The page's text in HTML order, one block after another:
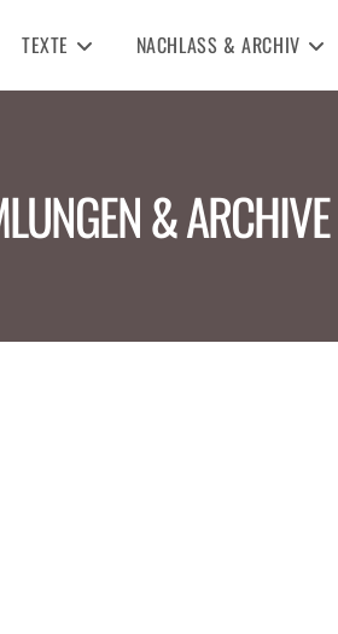
TEXTE NACHLASS & ARCHIV
& ARCHIVE